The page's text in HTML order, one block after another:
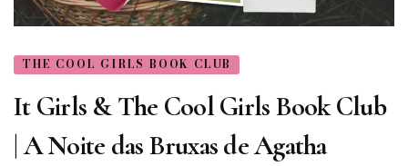
THE COOL GIRLS BOOK CLUB
It Girls & The Cool Girls Book Club
| A Noite das Bruxas de Agatha